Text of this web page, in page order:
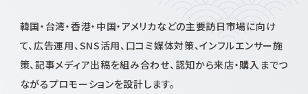
韓国・台湾・香港・中国・アメリカなどの主要訪日市場に向け
て、広告運用、SNS活用、口コミ媒体対策、インフルエンサー施
策、記事メディア出稿を組み合わせ、認知から来店・購入までつ
ながるプロモーションを設計します。